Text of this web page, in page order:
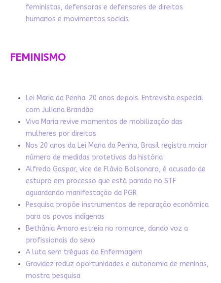
feministas, defensoras e defensores de direitos
humanos e movimentos sociais
FEMINISMO
Lei Maria da Penha. 20 anos depois. Entrevista especial
com Juliana Brandão
Viva Maria revive momentos de mobilização das
mulheres por direitos
Nos 20 anos da Lei Maria da Penha, Brasil registra maior
número de medidas protetivas da história
Alfredo Gaspar, vice de Flávio Bolsonaro, é acusado de
estupro em processo que está parado no STF
aguardando manifestação da PGR
Pesquisa propõe instrumentos de reparação econômica
para os povos indígenas
Bethânia Amaro estreia no romance, dando voz a
profissionais do sexo
A luta sem tréguas da Enfermagem
Gravidez reduz oportunidades e autonomia de meninas,
mostra pesquisa